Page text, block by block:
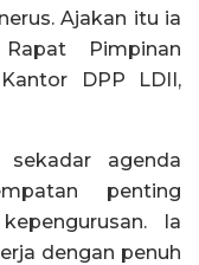
Ajakan itu ia
Pimpinan
DPP LDII,
sekadar agenda
penting
Ia
dengan penuh